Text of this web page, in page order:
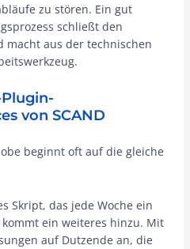
zu stören. Ein gut
schließt den
macht aus der technischen
von SCAND
beginnt oft auf die gleiche
Skript, das jede Woche ein
ein weiteres hinzu. Mit
auf Dutzende an, die